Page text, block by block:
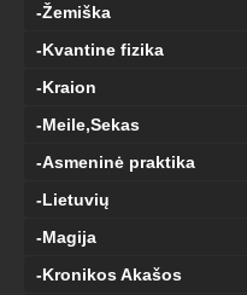
-Žemiška
-Kvantine fizika
-Kraion
-Meile,Sekas
-Asmeninė praktika
-Lietuvių
-Magija
-Kronikos Akašos